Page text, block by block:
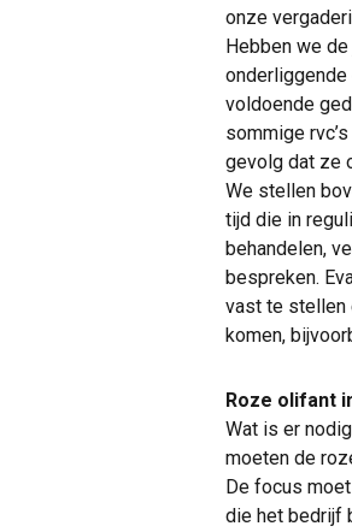
onze
Hebben we
voldoende
sommige
gevolg dat ze
We stellen
tijd die in
behandelen,
bespreken.
vast te stellen
komen,
Roze olifant
Wat is er
moeten de
De focus
die het bedrijf